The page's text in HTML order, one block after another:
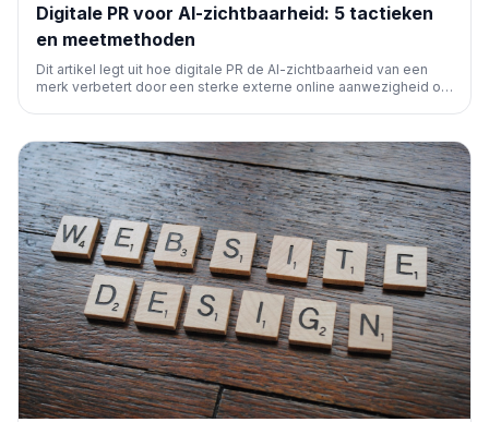
Digitale PR voor AI-zichtbaarheid: 5 tactieken
en meetmethoden
Dit artikel legt uit hoe digitale PR de AI-zichtbaarheid van een
merk verbetert door een sterke externe online aanwezigheid op
vermeldingen en -citaten te verhogen.